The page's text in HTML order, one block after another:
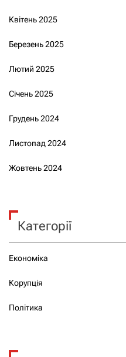
Квітень 2025
Березень 2025
Лютий 2025
Січень 2025
Грудень 2024
Листопад 2024
Жовтень 2024
Категорії
Економіка
Корупція
Політика